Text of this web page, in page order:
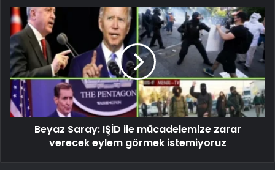
Beyaz Saray: IŞİD ile mücadelemize zarar
verecek eylem görmek istemiyoruz